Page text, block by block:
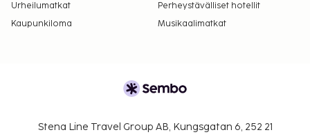
Urheilumatkat
Perheystävälliset hotellit
Kaupunkiloma
Musikaalimatkat
Stena Line Travel Group AB, Kungsgatan 6, 252 21